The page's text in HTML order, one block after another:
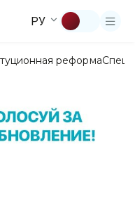
РУ
реформа